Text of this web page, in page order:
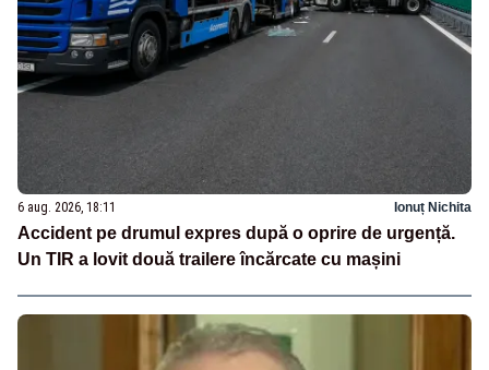
6 aug. 2026, 18:11 Ionuț Nichita
Accident pe drumul expres după o oprire de urgență.
Un TIR a lovit două trailere încărcate cu mașini